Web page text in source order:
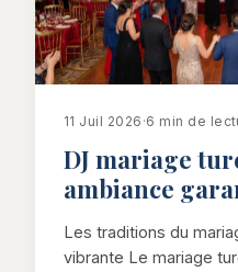
11 Juil 2026 ·6 min de
DJ mariage
ambiance
Les traditions du
vibrante Le mariage